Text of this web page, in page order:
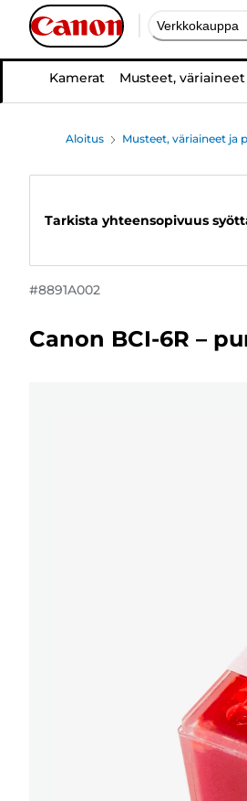
Verkkokauppa
Kamerat Musteet,
Aloitus Musteet, väriaineet ja
Tarkista yhteensopivuus
#8891A002
Canon BCI-6R –